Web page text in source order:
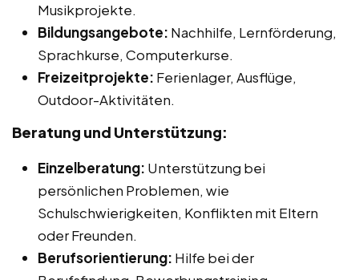
Musikprojekte.
Bildungsangebote: Nachhilfe, Lernförderung,
Sprachkurse, Computerkurse.
Freizeitprojekte: Ferienlager, Ausflüge,
Outdoor-Aktivitäten.
Beratung und Unterstützung:
Einzelberatung: Unterstützung bei
persönlichen Problemen, wie
Schulschwierigkeiten, Konflikten mit Eltern
oder Freunden.
Berufsorientierung: Hilfe bei der